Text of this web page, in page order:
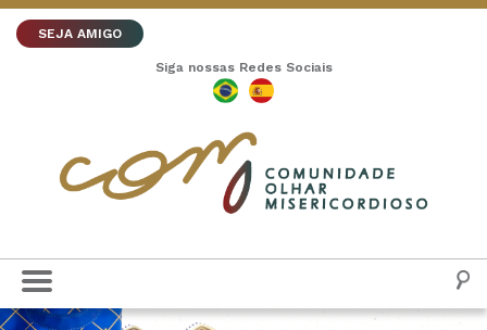
SEJA AMIGO
Siga nossas Redes Sociais